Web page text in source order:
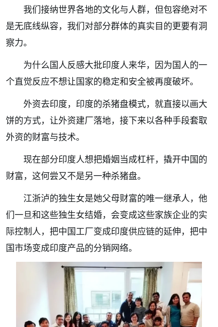
我们接纳世界各地的文化与人群，但包容绝对不
是无底线纵容，我们对部分群体的真实目的更要有洞
察力。
为什么国人反感大批印度人来华，因为国人的一
个直觉反应不想让国家的稳定和安全被再度破坏。
外资去印度，印度的杀猪盘模式，就直接以画大
饼的方式，让外资建厂落地，接下来以各种手段套取
外资的财富与技术。
现在部分印度人想把婚姻当成杠杆，撬开中国的
财富，这何尝又不是另一种杀猪盘。
江浙泸的独生女是她父母财富的唯一继承人，他
们一旦和这些独生女结婚，会变成这些家族企业的实
际控制人，把中国工厂变成印度供应链的延伸，把中
国市场变成印度产品的分销网络。